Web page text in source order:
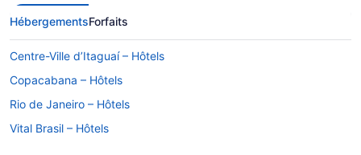
HébergementsForfaits
Centre-Ville d’Itaguaí – Hôtels
Copacabana – Hôtels
Rio de Janeiro – Hôtels
Vital Brasil – Hôtels